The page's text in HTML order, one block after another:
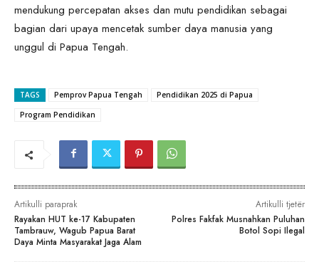
mendukung percepatan akses dan mutu pendidikan sebagai
bagian dari upaya mencetak sumber daya manusia yang
unggul di Papua Tengah.
TAGS Pemprov Papua Tengah
Pendidikan 2025 di Papua
Program Pendidikan
Artikulli paraprak
Rayakan HUT ke-17 Kabupaten
Tambrauw, Wagub Papua Barat
Daya Minta Masyarakat Jaga Alam
Artikulli tjetër
Polres Fakfak Musnahkan Puluhan
Botol Sopi Ilegal